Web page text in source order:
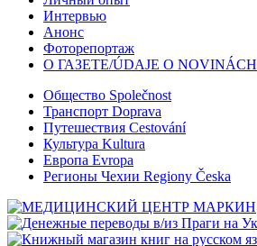
Интервью
Анонс
Фоторепортаж
О ГАЗЕТЕ/ÚDAJE O NOVINÁCH
Общество Společnost
Транспорт Doprava
Путешествия Cestování
Культура Kultura
Европа Evropa
Регионы Чехии Regiony Česka